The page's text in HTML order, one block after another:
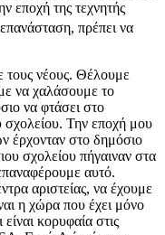
εποχή της τεχνητής
πρέπει να
τους νέους. Θέλουμε
να χαλάσουμε το
να φτάσει στο
σχολείου. Την εποχή μου
έρχονταν στο δημόσιο
σχολείου πήγαιναν στα
αυτό.
αριστείας, να έχουμε
η χώρα που έχει μόνο
κορυφαία στις